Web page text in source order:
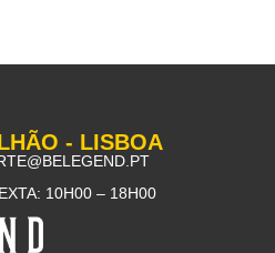
- LISBOA
10H00 – 18H00